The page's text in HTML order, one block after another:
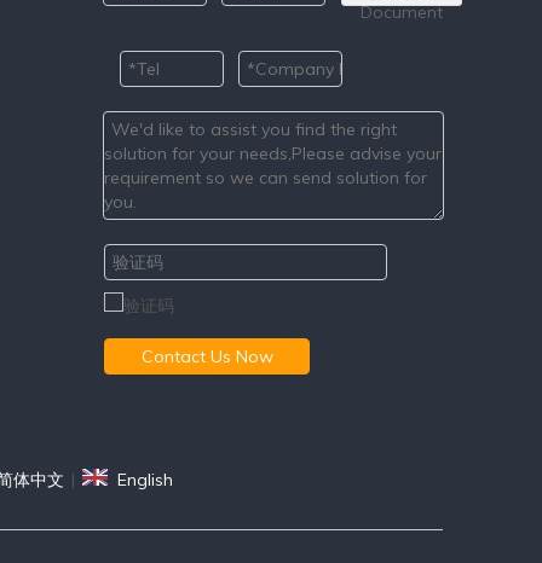
Document
Contact Us Now
体中文 | English